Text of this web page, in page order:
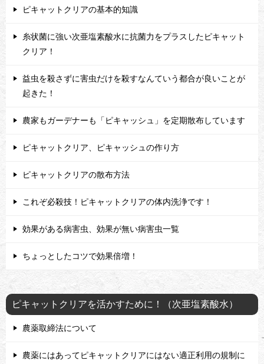
ピキャットクリアの基本的知識
糸状菌に強い次亜塩素酸水に抗菌力をプラスしたピキャット
クリア！
益虫を殺さずに害虫だけを殺すなんていう都合が良いことが
起きた！
農家もガーデナーも「ピキャッシュ」を定期散布しています
ピキャットクリア、ピキャッシュの作り方
ピキャットクリアの散布方法
これぞ必殺技！ピキャットクリアの体内洗浄です！
効果がある病害虫、効果が無い病害虫一覧
ちょっとしたコツで効果倍増！
ピキャットクリアを活かすために！（次亜塩素酸水）
農薬取締法について
農薬にはあってピキャットクリアにはない適正利用の規制に